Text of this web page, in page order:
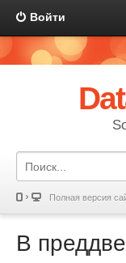
Войти
Полная версия
В